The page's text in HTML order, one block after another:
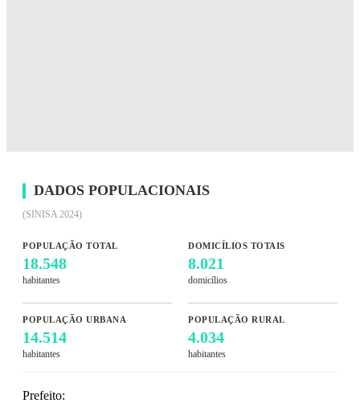
DADOS POPULACIONAIS
(SINISA 2024)
POPULAÇÃO TOTAL
18.548
habitantes
DOMICÍLIOS TOTAIS
8.021
domicílios
POPULAÇÃO URBANA
14.514
habitantes
POPULAÇÃO RURAL
4.034
habitantes
Prefeito: